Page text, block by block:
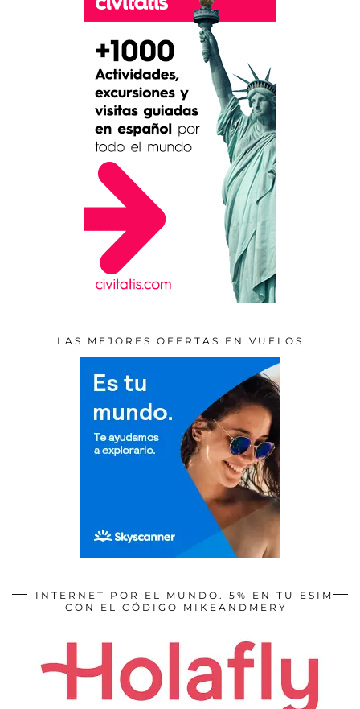
LAS MEJORES OFERTAS EN VUELOS
INTERNET POR EL MUNDO. 5% EN TU ESIM
CON EL CÓDIGO MIKEANDMERY